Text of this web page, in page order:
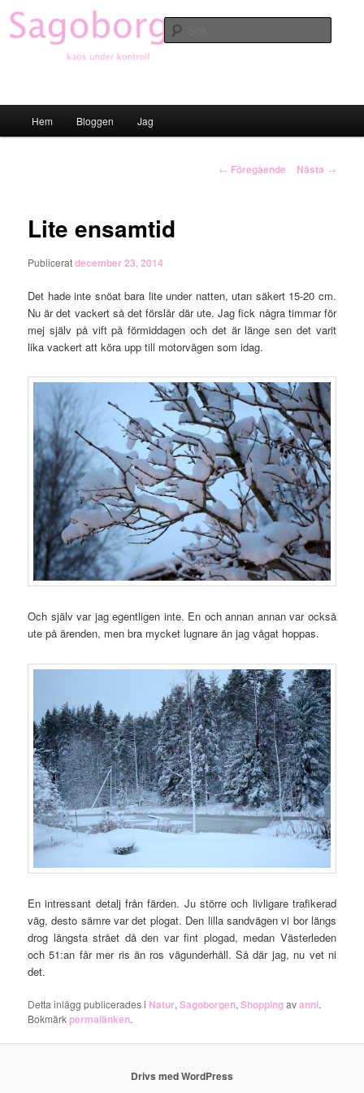
Hoppa
till
primärt
Hem Bloggen Jag
Inläggsnavigering
← Föregående Nästa →
Lite ensamtid
Publiceratdecember 23, 2014
Det hade inte snöat bara lite under natten, utan säkert 15-20 cm.
Nu är det vackert så det förslår där ute. Jag fick några timmar för
mej själv på vift på förmiddagen och det är länge sen det varit
lika vackert att köra upp till motorvägen som idag.
Och själv var jag egentligen inte. En och annan annan var också
ute på ärenden, men bra mycket lugnare än jag vågat hoppas.
En intressant detalj från färden. Ju större och livligare trafikerad
väg, desto sämre var det plogat. Den lilla sandvägen vi bor längs
drog längsta strået då den var fint plogad, medan Västerleden
och 51:an får mer ris än ros vägunderhåll. Så där jag, nu vet ni
det.
Detta inlägg publicerades i Natur,Sagoborgen,Shoppingavanni.
Bokmärkpermalänken.
Drivs med WordPress